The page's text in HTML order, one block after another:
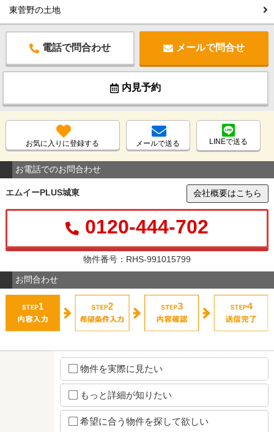
東菅野の土地
電話で問合わせ メールで問合せ
内見予約
お気に入りに登録する メールで送る LINEで送る
お電話でのお問合わせ
エムイーPLUS城東 会社概要はこちら
0120-444-702
物件番号：RHS-991015799
お問合わせ
物件を実際に見たい
もっと詳細が知りたい
希望に合う物件を探して欲しい